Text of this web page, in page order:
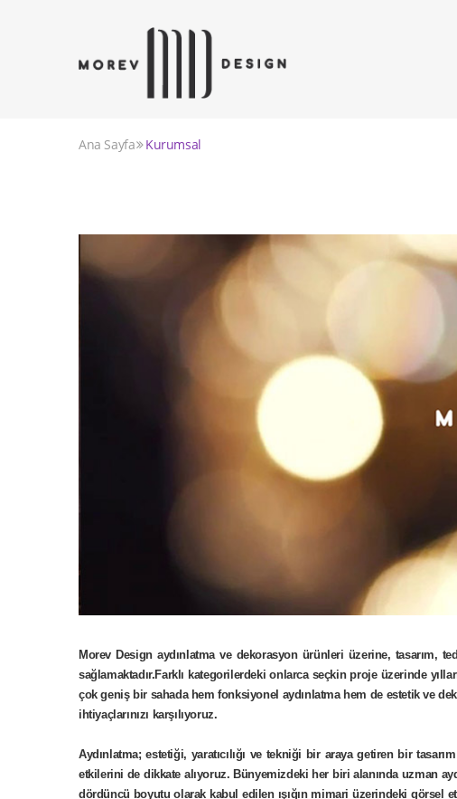
Ana Sayfa Kurumsal
Morev Design aydınlatma ve dekorasyon ürünleri üzerine, tasarım,
sağlamaktadır.Farklı kategorilerdeki onlarca seçkin proje üzerinde
çok geniş bir sahada hem fonksiyonel aydınlatma hem de estetik ve
ihtiyaçlarınızı karşılıyoruz.
Aydınlatma; estetiği, yaratıcılığı ve tekniği bir araya getiren bir
etkilerini de dikkate alıyoruz. Bünyemizdeki her biri alanında uzman
dördüncü boyutu olarak kabul edilen ışığın mimari üzerindeki